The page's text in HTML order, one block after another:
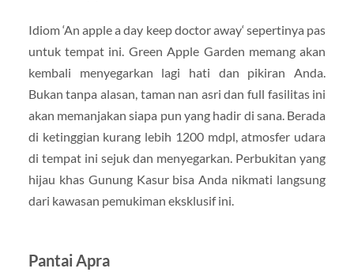
Idiom ‘An apple a day keep doctor away‘ sepertinya pas
untuk tempat ini. Green Apple Garden memang akan
kembali menyegarkan lagi hati dan pikiran Anda.
Bukan tanpa alasan, taman nan asri dan full fasilitas ini
akan memanjakan siapa pun yang hadir di sana. Berada
di ketinggian kurang lebih 1200 mdpl, atmosfer udara
di tempat ini sejuk dan menyegarkan. Perbukitan yang
hijau khas Gunung Kasur bisa Anda nikmati langsung
dari kawasan pemukiman eksklusif ini.
Pantai Apra